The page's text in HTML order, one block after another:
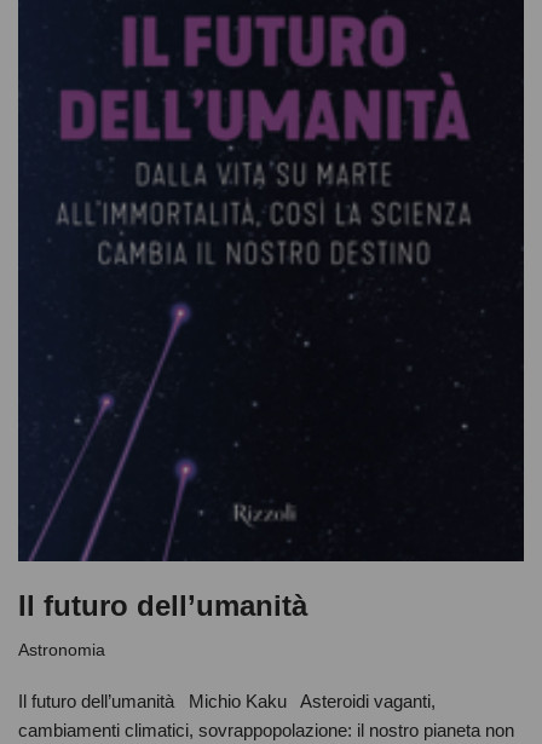
Il futuro dell’umanità
Astronomia
Il futuro dell’umanità Michio Kaku Asteroidi vaganti,
cambiamenti climatici, sovrappopolazione: il nostro pianeta non